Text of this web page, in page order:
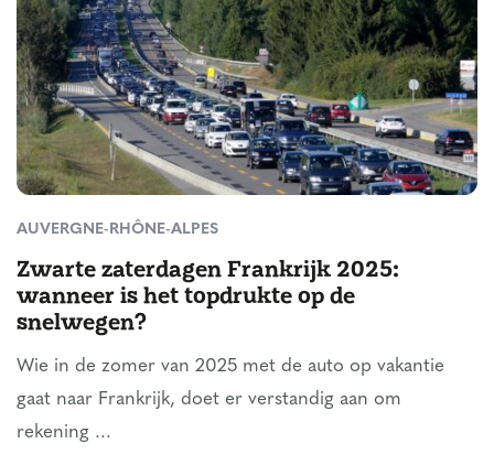
AUVERGNE-RHÔNE-ALPES
Zwarte zaterdagen Frankrijk 2025:
wanneer is het topdrukte op de
snelwegen?
Wie in de zomer van 2025 met de auto op vakantie
gaat naar Frankrijk, doet er verstandig aan om
rekening ...